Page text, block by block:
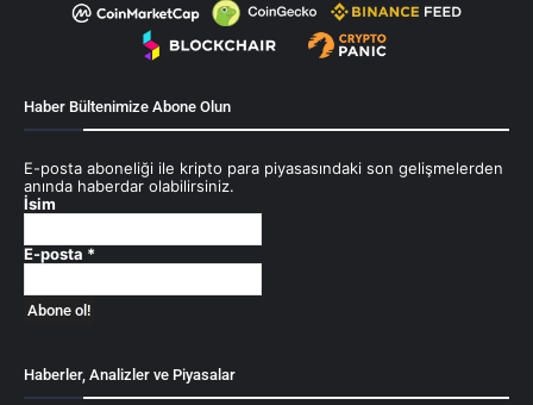
Haber Bültenimize Abone Olun
E-posta aboneliği ile kripto para piyasasındaki son gelişmelerden
anında haberdar olabilirsiniz.
İsim
E-posta *
Haberler, Analizler ve Piyasalar